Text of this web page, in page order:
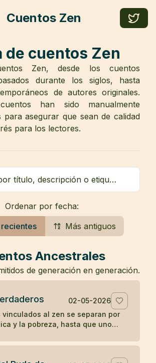
Cuentos Zen
de cuentos Zen
Zen, desde los cuentos
durante los siglos, hasta
de autores originales.
han sido manualmente
para asegurar que sean de calidad
para los lectores.
Ordenar por fecha:
recientes
Más antiguos
Ancestrales
de generación en generación.
02-05-2026
vinculados al zen se separan por
y la pobreza, hasta que uno